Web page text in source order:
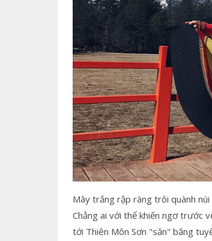
Mây trắng rập ràng trôi quành
Chẳng ai với thể khiến ngơ trước
tới Thiên Môn Sơn "săn" băng